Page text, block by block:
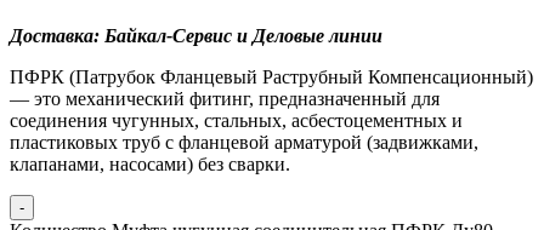
Доставка: Байкал-Сервис и Деловые линии
ПФРК (Патрубок Фланцевый Раструбный Компенсационный)
— это механический фитинг, предназначенный для
соединения чугунных, стальных, асбестоцементных и
пластиковых труб с фланцевой арматурой (задвижками,
клапанами, насосами) без сварки.
-